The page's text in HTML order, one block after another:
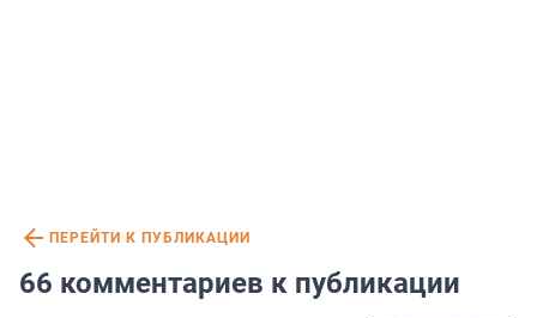
ПЕРЕЙТИ К ПУБЛИКАЦИИ
66 комментариев к публикации